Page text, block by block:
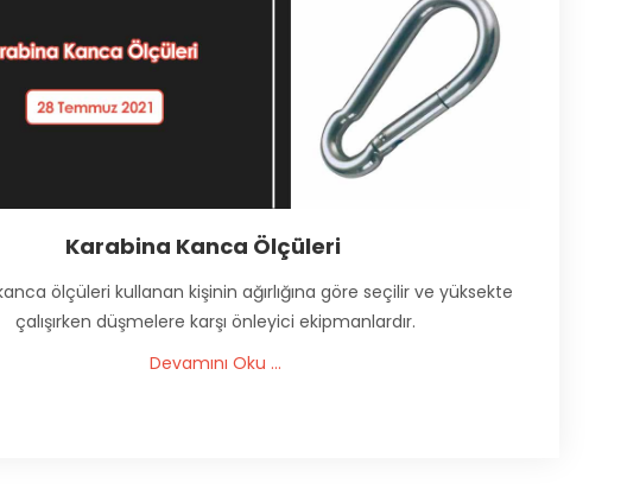
Karabina Kanca Ölçüleri
ölçüleri kullanan kişinin ağırlığına göre seçilir ve yüksekte
çalışırken düşmelere karşı önleyici ekipmanlardır.
Devamını Oku ...